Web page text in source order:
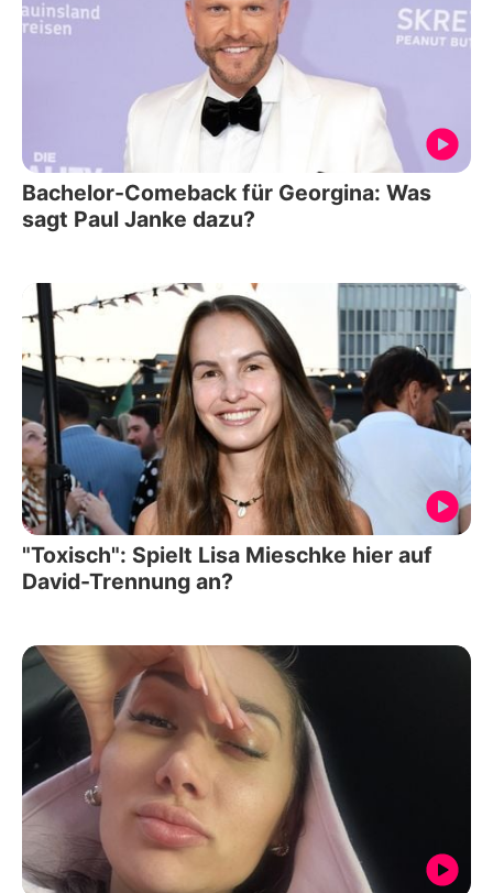
Bachelor-Comeback für Georgina: Was
sagt Paul Janke dazu?
"Toxisch": Spielt Lisa Mieschke hier auf
David-Trennung an?